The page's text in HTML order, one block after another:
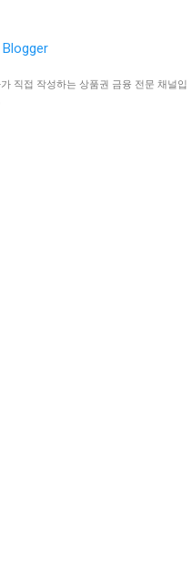
직접 작성하는 상품권 금융 전문 채널입